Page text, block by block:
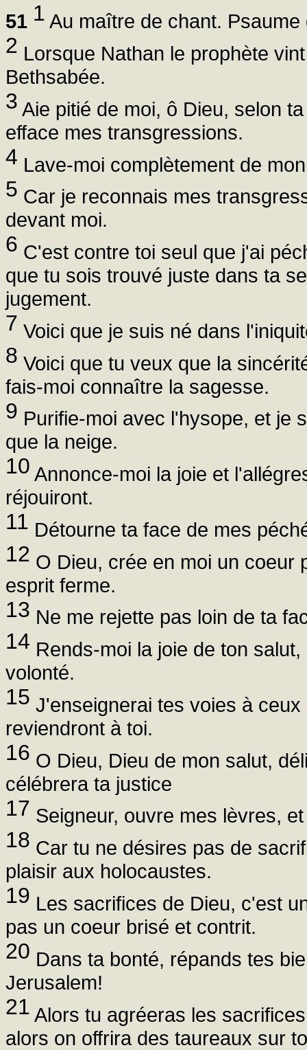
51 1 Au maître de chant. Psaume
2 Lorsque Nathan le prophète
Bethsabée.
3 Aie pitié de moi, ô Dieu, selon
efface mes transgressions.
4 Lave-moi complètement de
5 Car je reconnais mes
devant moi.
6 C'est contre toi seul que j'ai
que tu sois trouvé juste dans ta
jugement.
7 Voici que je suis né dans
8 Voici que tu veux que la
fais-moi connaître la sagesse.
9 Purifie-moi avec l'hysope, et je
que la neige.
10 Annonce-moi la joie et
réjouiront.
11 Détourne ta face de mes
12 O Dieu, crée en moi un coeur
esprit ferme.
13 Ne me rejette pas loin de ta
14 Rends-moi la joie de ton
volonté.
15 J'enseignerai tes voies à
reviendront à toi.
16 O Dieu, Dieu de mon salut,
célébrera ta justice
17 Seigneur, ouvre mes lèvres,
18 Car tu ne désires pas de
plaisir aux holocaustes.
19 Les sacrifices de Dieu, c'est
pas un coeur brisé et contrit.
20 Dans ta bonté, répands tes
Jerusalem!
21 Alors tu agréeras les
alors on offrira des taureaux sur